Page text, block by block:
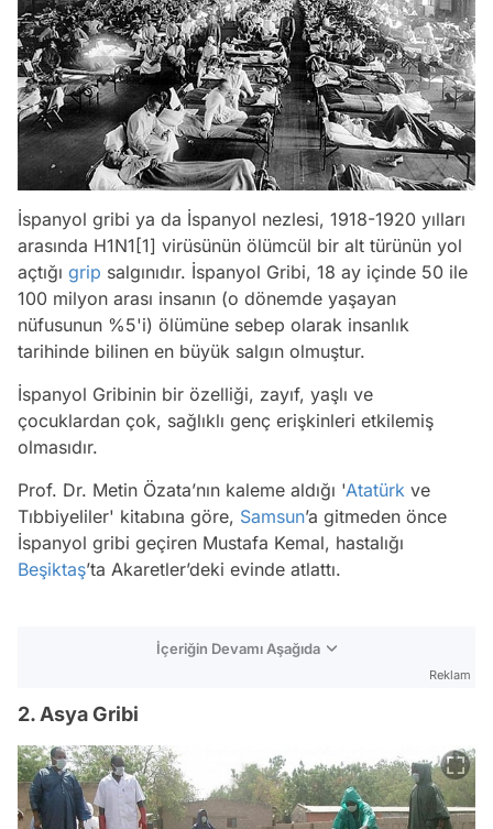
İspanyol gribi ya da İspanyol nezlesi, 1918-1920 yılları
arasında H1N1[1] virüsünün ölümcül bir alt türünün yol
açtığı grip salgınıdır. İspanyol Gribi, 18 ay içinde 50 ile
100 milyon arası insanın (o dönemde yaşayan
nüfusunun %5'i) ölümüne sebep olarak insanlık
tarihinde bilinen en büyük salgın olmuştur.
İspanyol Gribinin bir özelliği, zayıf, yaşlı ve
çocuklardan çok, sağlıklı genç erişkinleri etkilemiş
olmasıdır.
Prof. Dr. Metin Özata’nın kaleme aldığı 'Atatürk ve
Tıbbiyeliler' kitabına göre, Samsun’a gitmeden önce
İspanyol gribi geçiren Mustafa Kemal, hastalığı
Beşiktaş’ta Akaretler’deki evinde atlattı.
İçeriğin Devamı Aşağıda
Reklam
2. Asya Gribi